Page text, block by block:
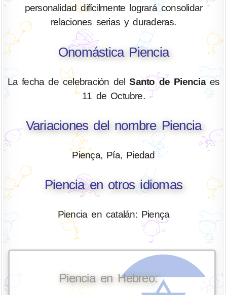
personalidad difícilmente logrará consolidar
relaciones serias y duraderas.
Onomástica Piencia
La fecha de celebración delSanto de Pienciaes
11 de Octubre.
Variaciones del nombre Piencia
Piença, Pía, Piedad
Piencia en otros idiomas
Piencia en catalán: Piença
Piencia en Hebreo: